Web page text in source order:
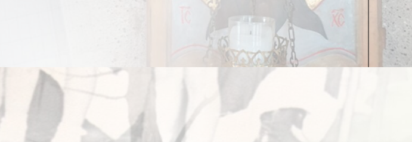
семьдесят метров до купола, вот считай два метра ярус — тридцать пять
отделка занимает. А поскольку у нас было первое место, мы могли выбрать
видел, я попросил мне отдать большие подпружные арки. Особенность их в
есть, и по площади это хорошо, много, и работа интересная, связанная не
гигантская, объект заметный, вернее будет сказать, знаменитый, но
реставрации, значит, какому этапу реставрационных работ это